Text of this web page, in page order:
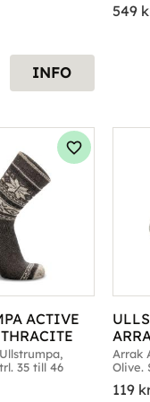
INFO
549
ACTIVE
35 till 46
Lägg till i
Arrak
Olive.
119